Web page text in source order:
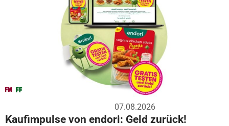
07.08.2026
Kaufimpulse von endori: Geld zurück!